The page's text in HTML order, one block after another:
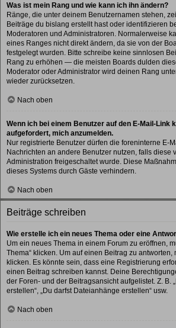
Was ist mein Rang und wie kann ich ihn ändern?
Ränge, die unter deinem Benutzernamen stehen,
Beiträge du bislang erstellt hast oder identifizieren
Moderatoren und Administratoren. Normalerweise
eines Ranges nicht direkt ändern, da sie von der
festgelegt wurden. Bitte schreibe keine sinnlosen
Rang zu erhöhen — die meisten Boards dulden
Moderator oder Administrator wird deinen Rang
wieder zurücksetzen.
Nach oben
Wenn ich bei einem Benutzer auf den E-Mail-Link
aufgefordert, mich anzumelden.
Nur registrierte Benutzer dürfen die foreninterne E-
Nachrichten an andere Benutzer nutzen, falls diese
Administration freigeschaltet wurde. Diese
dieses Systems durch Gäste verhindern.
Nach oben
Beiträge schreiben
Wie erstelle ich ein neues Thema oder eine
Um ein neues Thema in einem Forum zu eröffnen,
Thema“ klicken. Um auf einen Beitrag zu antworten,
klicken. Es könnte sein, dass eine Registrierung
einen Beitrag schreiben kannst. Deine
der Foren- und der Beitragsansicht aufgelistet. Z. B.
erstellen“, „Du darfst Dateianhänge erstellen“ usw.
Nach oben